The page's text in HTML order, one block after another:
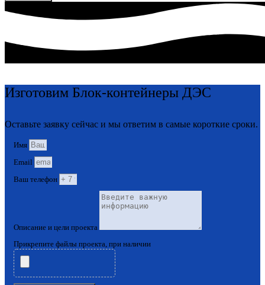
Изготовим Блок-контейнеры ДЭС
Оставьте заявку сейчас и мы ответим в самые короткие сроки.
Имя
Email
Ваш телефон
Описание и цели проекта
Прикрепите файлы проекта, при наличии